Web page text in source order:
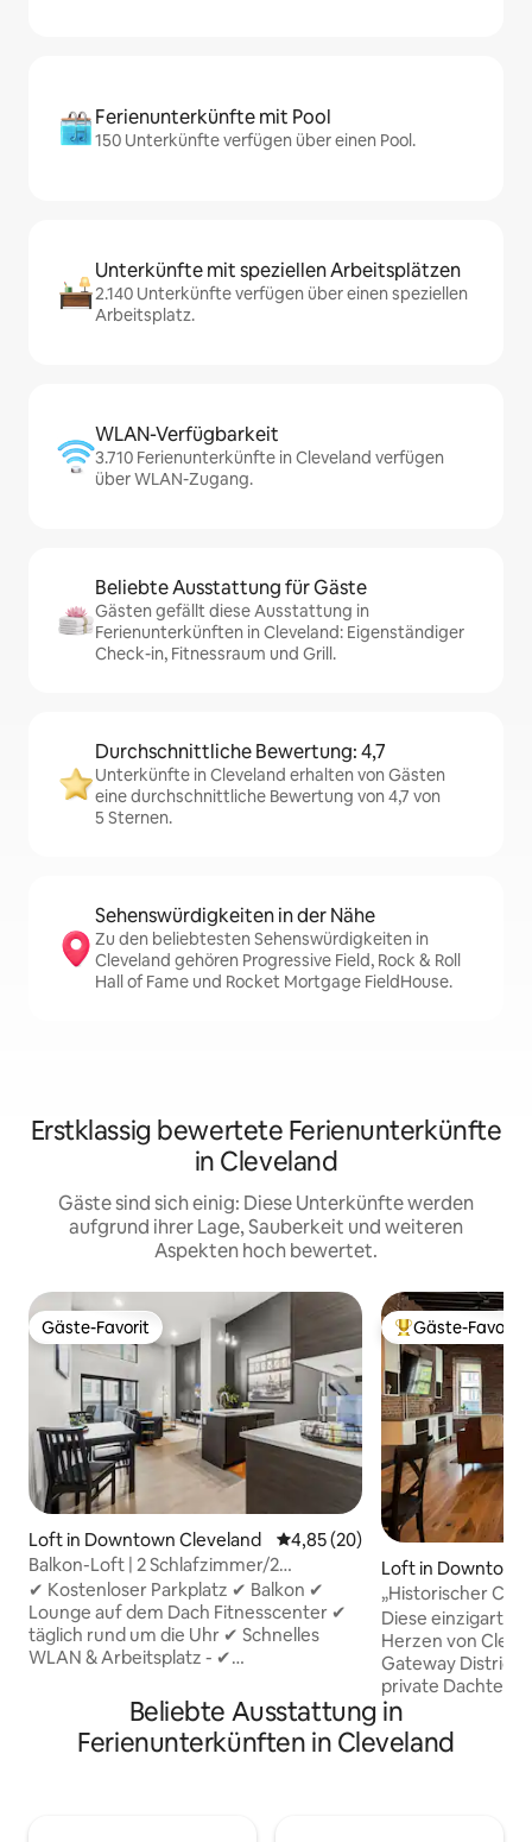
Ferienunterkünfte mit Pool
150 Unterkünfte verfügen über einen Pool.
Unterkünfte mit speziellen Arbeitsplätzen
2.140 Unterkünfte verfügen über einen speziellen
Arbeitsplatz.
WLAN-Verfügbarkeit
3.710 Ferienunterkünfte in Cleveland verfügen
über WLAN-Zugang.
Beliebte Ausstattung für Gäste
Gästen gefällt diese Ausstattung in
Ferienunterkünften in Cleveland: Eigenständiger
Check-in, Fitnessraum und Grill.
Durchschnittliche Bewertung: 4,7
Unterkünfte in Cleveland erhalten von Gästen
eine durchschnittliche Bewertung von 4,7 von
5 Sternen.
Sehenswürdigkeiten in der Nähe
Zu den beliebtesten Sehenswürdigkeiten in
Cleveland gehören Progressive Field, Rock & Roll
Hall of Fame und Rocket Mortgage FieldHouse.
Erstklassig bewertete Ferienunterkünfte
in Cleveland
Gäste sind sich einig: Diese Unterkünfte werden
aufgrund ihrer Lage, Sauberkeit und weiteren
Aspekten hoch bewertet.
Gäste-Favorit
Gäste-Favorit
Loft in Downtown Cleveland Durchschnittliche Bewertung:
4,85 (20)
Balkon-Loft | 2 Schlafzimmer/2
Badezimmer | Dachterrasse |
Fitnessraum | Innenstadt
✔ Kostenloser Parkplatz ✔ Balkon ✔
Lounge auf dem Dach Fitnesscenter ✔
täglich rund um die Uhr ✔ Schnelles
WLAN & Arbeitsplatz - ✔
Unterkunft ✔ Haustierfreundlich Erlebe
die Innenstadt von Cleveland in diesem
geräumigen Loft mit 2 Schlafzimmern/2
Beliebter Gäste-
Gäste-Favorit
Loft in Downtown
„Historischer
von Cleveland“
Diese
Herzen von
Gateway District
private
Parkplätze! Dieses atemberaubende,
111 m² große
sich im obersten
Beliebte Ausstattung in
Ferienunterkünften in Cleveland